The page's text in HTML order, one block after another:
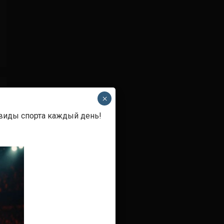
спорта каждый день!
×